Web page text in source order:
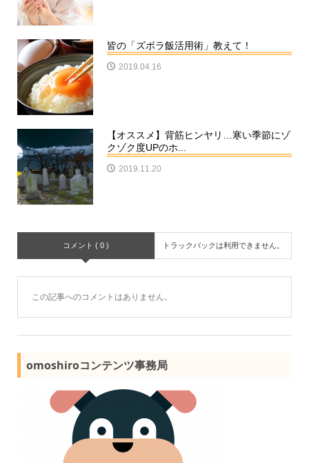
皆の「ズボラ飯活用術」教えて！
2019.04.16
【オススメ】背筋ヒンヤリ…寒い季節にゾ
クゾク度UPのホ...
2019.11.20
コメント ( 0 ) トラックバックは利用できません。
この記事へのコメントはありません。
omoshiroコンテンツ事務局